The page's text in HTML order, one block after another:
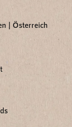
| Österreich